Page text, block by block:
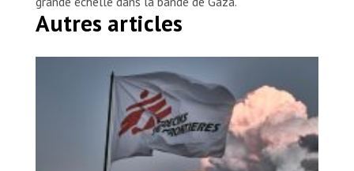
Autres articles